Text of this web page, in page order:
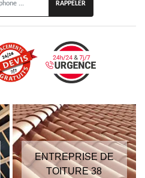
ENTREPRISE DE
TOITURE 38